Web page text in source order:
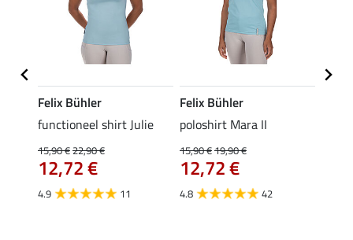
Felix Bühler
functioneel shirt Julie
15,90 €22,90 €
12,72 €
4.9 11
Felix Bühler
poloshirt Mara II
15,90 €19,90 €
12,72 €
4.8 42